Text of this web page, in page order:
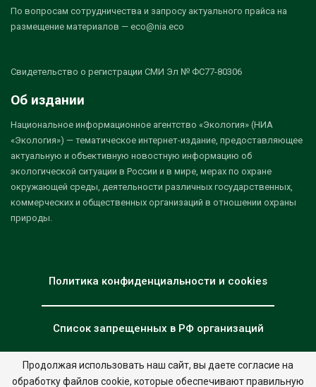
По вопросам сотрудничества и запросу актуального прайса на
размещение материалов — eco@nia.eco
Свидетельство о регистрации СМИ Эл № ФС77-80306
Об издании
Национальное информационное агентство «Экология» (НИА
«Экология») — тематическое интернет-издание, предоставляющее
актуальную и объективную новостную информацию об
экологической ситуации в России и в мире, мерах по охране
окружающей среды, деятельности различных государственных,
коммерческих и общественных организаций в отношении охраны
природы.
Политика конфиденциальности и cookies
Список запрещенных в РФ организаций
© 2026 - НИА "Экология". Все права защищены. Дизайн:nia.eco
Продолжая использовать наш сайт, вы даете согласие на
обработку файлов cookie, которые обеспечивают правильную